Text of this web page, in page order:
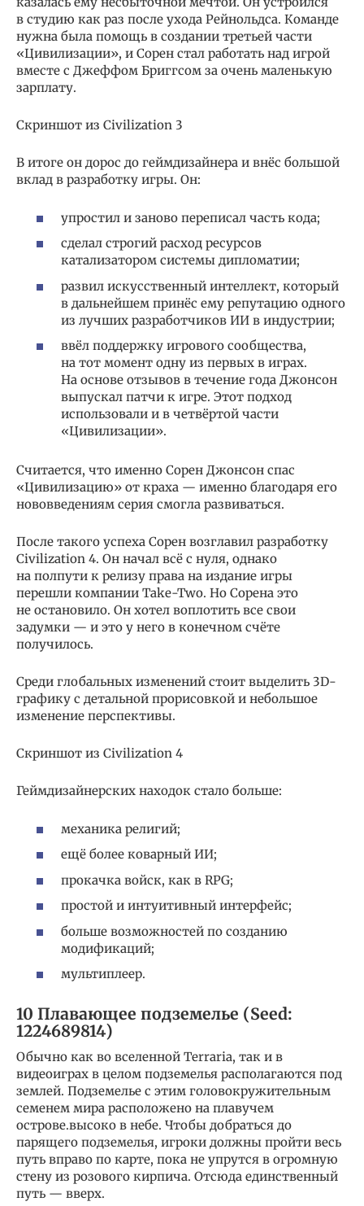
в студию как раз после ухода Рейнольдса. Команде
нужна была помощь в создании третьей части
«Цивилизации», и Сорен стал работать над игрой
вместе с Джеффом Бриггсом за очень маленькую
зарплату.
Скриншот из Civilization 3
В итоге он дорос до геймдизайнера и внёс большой
вклад в разработку игры. Он:
упростил и заново переписал часть кода;
сделал строгий расход ресурсов
катализатором системы дипломатии;
развил искусственный интеллект, который
в дальнейшем принёс ему репутацию одного
из лучших разработчиков ИИ в индустрии;
ввёл поддержку игрового сообщества,
на тот момент одну из первых в играх.
На основе отзывов в течение года Джонсон
выпускал патчи к игре. Этот подход
использовали и в четвёртой части
«Цивилизации».
Считается, что именно Сорен Джонсон спас
«Цивилизацию» от краха — именно благодаря его
нововведениям серия смогла развиваться.
После такого успеха Сорен возглавил разработку
Civilization 4. Он начал всё с нуля, однако
на полпути к релизу права на издание игры
перешли компании Take-Two. Но Сорена это
не остановило. Он хотел воплотить все свои
задумки — и это у него в конечном счёте
получилось.
Среди глобальных изменений стоит выделить 3D-
графику с детальной прорисовкой и небольшое
изменение перспективы.
Скриншот из Civilization 4
Геймдизайнерских находок стало больше:
механика религий;
ещё более коварный ИИ;
прокачка войск, как в RPG;
простой и интуитивный интерфейс;
больше возможностей по созданию
модификаций;
мультиплеер.
10 Плавающее подземелье (Seed:
1224689814)
Обычно как во вселенной Terraria, так и в
видеоиграх в целом подземелья располагаются под
землей. Подземелье с этим головокружительным
семенем мира расположено на плавучем
острове.высоко в небе. Чтобы добраться до
парящего подземелья, игроки должны пройти весь
путь вправо по карте, пока не упрутся в огромную
стену из розового кирпича. Отсюда единственный
путь — вверх.